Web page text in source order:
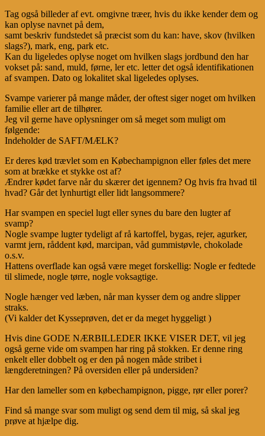
Tag også billeder af evt. omgivne træer, hvis du ikke kender dem og
kan oplyse navnet på dem,
samt beskriv fundstedet så præcist som du kan: have, skov (hvilken
slags?), mark, eng, park etc.
Kan du ligeledes oplyse noget om hvilken slags jordbund den har
vokset på: sand, muld, førne, ler etc. letter det også identifikationen
af svampen. Dato og lokalitet skal ligeledes oplyses.
Svampe varierer på mange måder, der oftest siger noget om hvilken
familie eller art de tilhører.
Jeg vil gerne have oplysninger om så meget som muligt om
følgende:
Indeholder de SAFT/MÆLK?
Er deres kød trævlet som en Købechampignon eller føles det mere
som at brække et stykke ost af?
Ændrer kødet farve når du skærer det igennem? Og hvis fra hvad til
hvad? Går det lynhurtigt eller lidt langsommere?
Har svampen en speciel lugt eller synes du bare den lugter af
svamp?
Nogle svampe lugter tydeligt af rå kartoffel, bygas, rejer, agurker,
varmt jern, råddent kød, marcipan, våd gummistøvle, chokolade
o.s.v.
Hattens overflade kan også være meget forskellig: Nogle er fedtede
til slimede, nogle tørre, nogle voksagtige.
Nogle hænger ved læben, når man kysser dem og andre slipper
straks.
(Vi kalder det Kysseprøven, det er da meget hyggeligt )
Hvis dine GODE NÆRBILLEDER IKKE VISER DET, vil jeg
også gerne vide om svampen har ring på stokken. Er denne ring
enkelt eller dobbelt og er den på nogen måde stribet i
længderetningen? På oversiden eller på undersiden?
Har den lameller som en købechampignon, pigge, rør eller porer?
Find så mange svar som muligt og send dem til mig, så skal jeg
prøve at hjælpe dig.